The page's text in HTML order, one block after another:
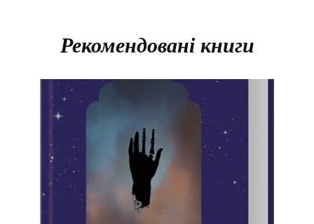
Рекомендовані книги